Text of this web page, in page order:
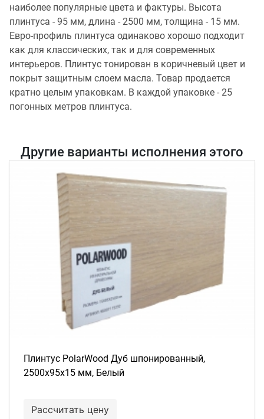
наиболее популярные цвета и фактуры. Высота
плинтуса - 95 мм, длина - 2500 мм, толщина - 15 мм.
Евро-профиль плинтуса одинаково хорошо подходит
как для классических, так и для современных
интерьеров. Плинтус тонирован в коричневый цвет и
покрыт защитным слоем масла. Товар продается
кратно целым упаковкам. В каждой упаковке - 25
погонных метров плинтуса.
Другие варианты исполнения этого
Плинтус PolarWood Дуб шпонированный,
2500х95х15 мм, Белый
Рассчитать цену